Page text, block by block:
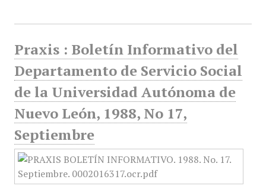
Praxis : Boletín Informativo del
Departamento de Servicio Social
de la Universidad Autónoma de
Nuevo León, 1988, No 17,
Septiembre